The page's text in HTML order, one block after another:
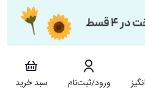
ورود/ثبت‌نام
سبد خرید